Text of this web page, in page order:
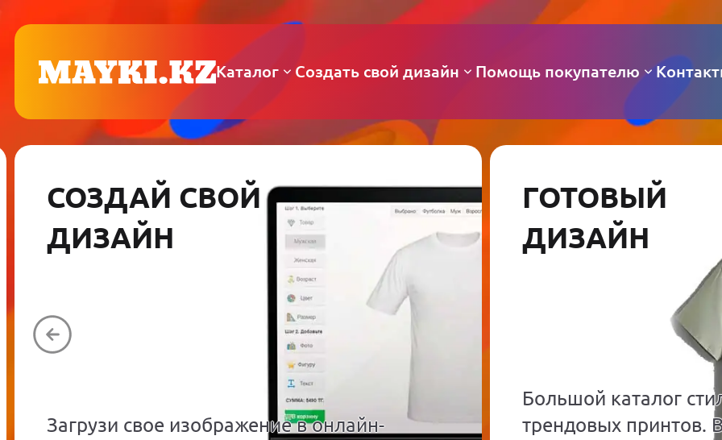
Каталог Создать свой дизайн Помощь покупателю
СОЗДАЙ СВОЙ
ДИЗАЙН
Загрузи свое изображение в онлайн-
ГОТОВЫЙ
ДИЗАЙН
Большой каталог
трендовых принтов.